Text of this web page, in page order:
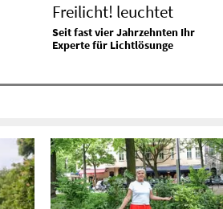
Freilicht! leuchtet
Seit fast vier Jahrzehnten Ihr
Experte für Lichtlösunge